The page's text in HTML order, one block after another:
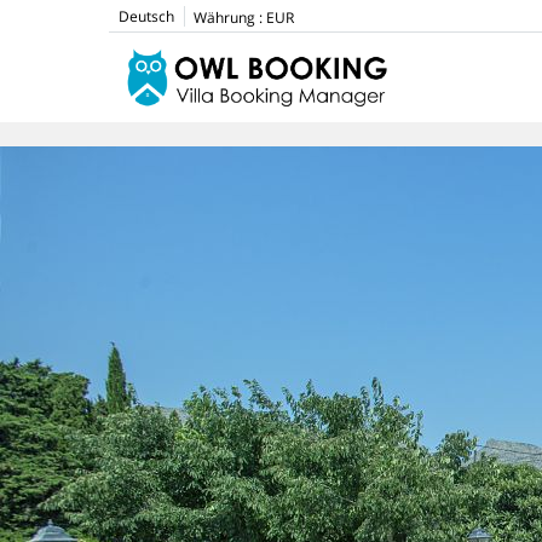
Deutsch Währung : EUR